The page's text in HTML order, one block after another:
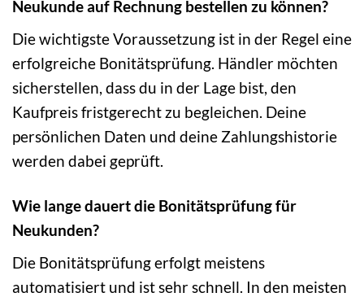
Neukunde auf Rechnung bestellen zu können?
Die wichtigste Voraussetzung ist in der Regel eine
erfolgreiche Bonitätsprüfung. Händler möchten
sicherstellen, dass du in der Lage bist, den
Kaufpreis fristgerecht zu begleichen. Deine
persönlichen Daten und deine Zahlungshistorie
werden dabei geprüft.
Wie lange dauert die Bonitätsprüfung für
Neukunden?
Die Bonitätsprüfung erfolgt meistens
automatisiert und ist sehr schnell. In den meisten